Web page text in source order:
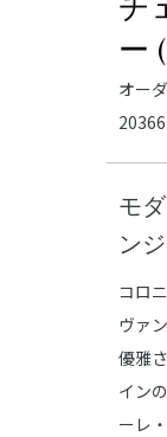
ー
オー
モ
ン
コロ
ヴァ
優雅
イン
ーレ